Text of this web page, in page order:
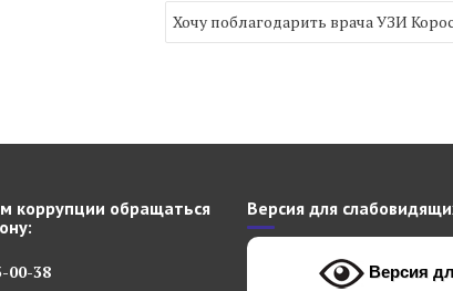
Хочу поблагодарить врача УЗИ
коррупции обращаться
00-38
Версия для
Версия